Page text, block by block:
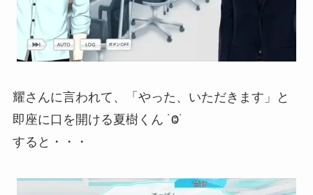
耀さんに言われて、「やった、いただきます」と
即座に口を開ける夏樹くん ˙Ⱉ˙
すると・・・